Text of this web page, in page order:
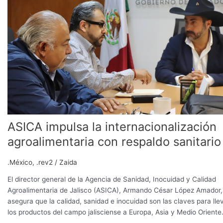
ASICA impulsa la internacionalización
agroalimentaria con respaldo sanitario
.México, .rev2 / Zaida
El director general de la Agencia de Sanidad, Inocuidad y Calidad
Agroalimentaria de Jalisco (ASICA), Armando César López Amador,
asegura que la calidad, sanidad e inocuidad son las claves para
los productos del campo jalisciense a Europa, Asia y Medio Oriente.
agroalimentaria
con
respaldo
sanitario